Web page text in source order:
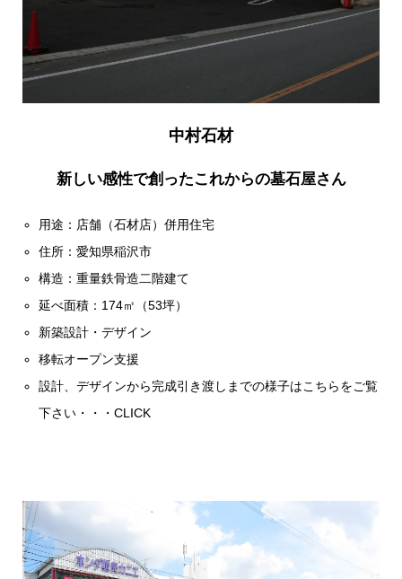
中村石材
新しい感性で創ったこれからの墓石屋さん
用途：店舗（石材店）併用住宅
住所：愛知県稲沢市
構造：重量鉄骨造二階建て
延べ面積：174㎡（53坪）
新築設計・デザイン
移転オープン支援
設計、デザインから完成引き渡しまでの様子はこちらをご覧
下さい・・・CLICK